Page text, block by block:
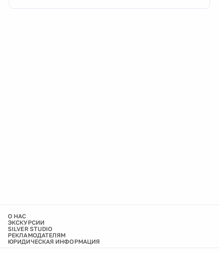
О НАС
ЭКСКУРСИИ
SILVER STUDIO
РЕКЛАМОДАТЕЛЯМ
ЮРИДИЧЕСКАЯ ИНФОРМАЦИЯ